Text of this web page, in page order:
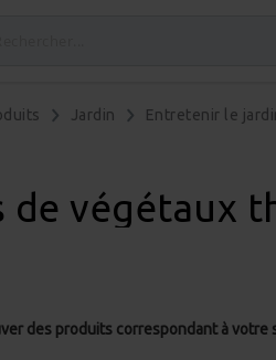
Jardin Entretenir le
de végétaux
des produits correspondant à votre